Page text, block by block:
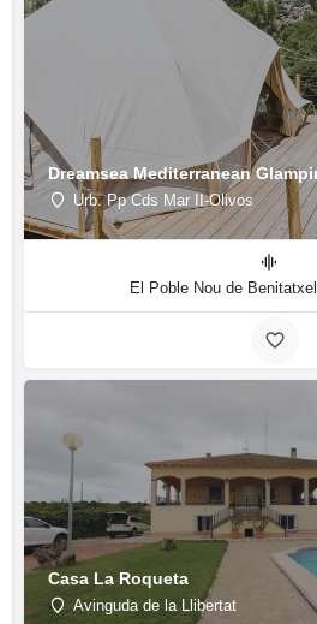
Dreamsea Mediterranean
Urb. Pp Cds Mar II-Olivos
El Poble Nou de
Casa La Roqueta
Avinguda de la Llibertat